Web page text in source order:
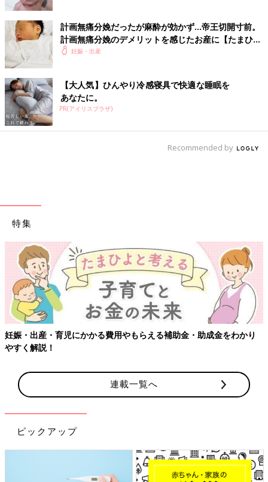
計画無痛分娩だったが麻酔が効かず…帝王切開寸前。
計画無痛分娩のデメリットを感じたお産に【たまひよ
出産体験談】
妊娠・出産
【大人気】ひんやり冷感寝具で快適な睡眠を
あなたに。
PR(アイリスプラザ)
Recommended by
特集
妊娠・出産・育児にかかる費用やもらえる補助金・助成金をわかり
やすく解説！
連載一覧へ
ピックアップ